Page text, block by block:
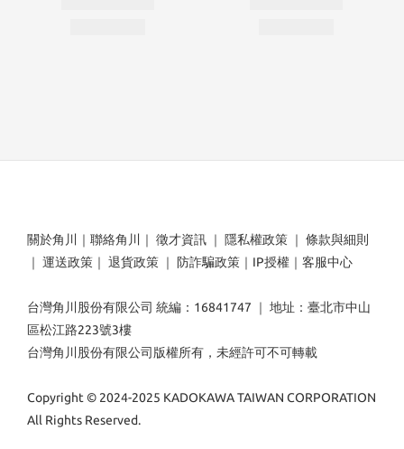
關於角川 ｜ 聯絡角川 ｜ 徵才資訊 ｜ 隱私權政策 ｜ 條款與細則
｜ 運送政策 ｜ 退貨政策 ｜ 防詐騙政策 ｜ IP授權 ｜ 客服中心
台灣角川股份有限公司 統編：16841747 ｜ 地址：臺北市中山
區松江路223號3樓
台灣角川股份有限公司版權所有，未經許可不可轉載
Copyright © 2024-2025 KADOKAWA TAIWAN CORPORATION
All Rights Reserved.